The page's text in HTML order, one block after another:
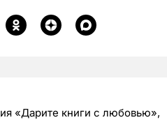
«Дарите книги с любовью»,